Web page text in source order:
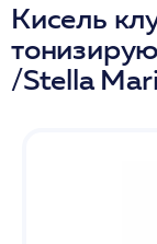
Кисель
/Stella